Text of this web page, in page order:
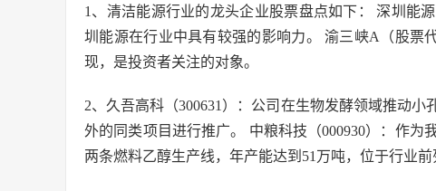
1、清洁能源行业的龙头企业股票盘点如下： 深圳能
圳能源在行业中具有较强的影响力。 渝三峡A（股票
现，是投资者关注的对象。
2、久吾高科（300631）：公司在生物发酵领域推动
外的同类项目进行推广。 中粮科技（000930）：作
两条燃料乙醇生产线，年产能达到51万吨，位于行业前